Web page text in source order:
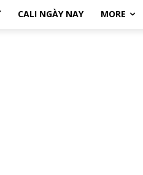
CALI NGÀY NAY MORE